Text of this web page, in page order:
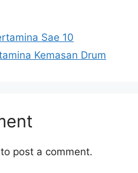
Sae 10
Kemasan Drum
to post a comment.